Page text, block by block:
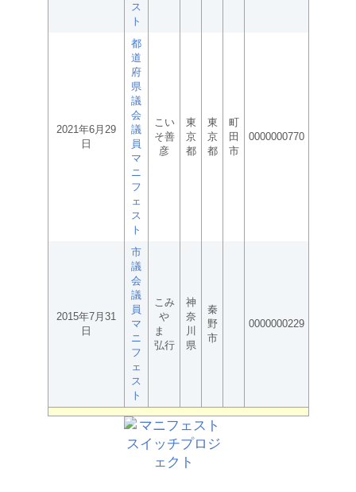
ス
ト
2021年6月29
日
都
道
府
県
議
会
議
員
マ
ニ
フ
ェ
ス
ト
こい
そ善
彦
東
京
都
東
京
都
町
田
市
0000000770
2015年7月31
日
市
議
会
議
員
マ
ニ
フ
ェ
ス
ト
こみ
や
ま
弘行
神
奈
川
県
秦
野
市
0000000229